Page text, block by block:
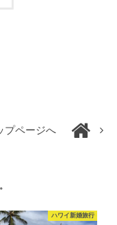
プページへ
ハワイ新婚旅行